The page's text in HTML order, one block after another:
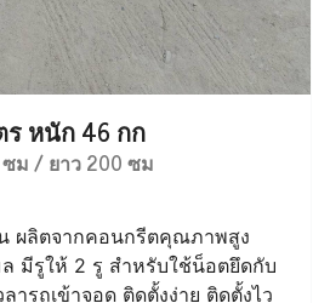
ร หนัก 46 กก
ซม / ยาว 200 ซม
ผลิตจากคอนกรีตคุณภาพสูง
มีรูให้ 2 รู สำหรับใช้น็อตยึดกับ
รถเข้าจอด ติดตั้งง่าย ติดตั้งไว